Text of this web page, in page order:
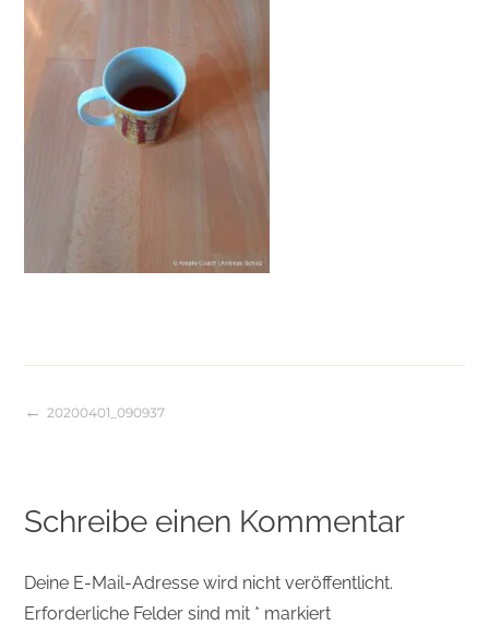
Beitragsnavigation
20200401_090937
Schreibe einen Kommentar
Deine E-Mail-Adresse wird nicht veröffentlicht.
Erforderliche Felder sind mit * markiert